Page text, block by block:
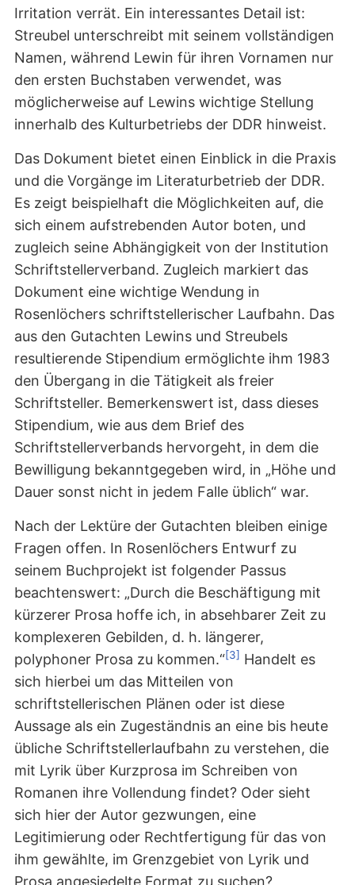
Irritation verrät. Ein interessantes Detail ist:
Streubel unterschreibt mit seinem vollständigen
Namen, während Lewin für ihren Vornamen nur
den ersten Buchstaben verwendet, was
möglicherweise auf Lewins wichtige Stellung
innerhalb des Kulturbetriebs der DDR hinweist.
Das Dokument bietet einen Einblick in die Praxis
und die Vorgänge im Literaturbetrieb der DDR.
Es zeigt beispielhaft die Möglichkeiten auf, die
sich einem aufstrebenden Autor boten, und
zugleich seine Abhängigkeit von der Institution
Schriftstellerverband. Zugleich markiert das
Dokument eine wichtige Wendung in
Rosenlöchers schriftstellerischer Laufbahn. Das
aus den Gutachten Lewins und Streubels
resultierende Stipendium ermöglichte ihm 1983
den Übergang in die Tätigkeit als freier
Schriftsteller. Bemerkenswert ist, dass dieses
Stipendium, wie aus dem Brief des
Schriftstellerverbands hervorgeht, in dem die
Bewilligung bekanntgegeben wird, in „Höhe und
Dauer sonst nicht in jedem Falle üblich“ war.
Nach der Lektüre der Gutachten bleiben einige
Fragen offen. In Rosenlöchers Entwurf zu
seinem Buchprojekt ist folgender Passus
beachtenswert: „Durch die Beschäftigung mit
kürzerer Prosa hoffe ich, in absehbarer Zeit zu
komplexeren Gebilden, d. h. längerer,
polyphoner Prosa zu kommen.“[3] Handelt es
sich hierbei um das Mitteilen von
schriftstellerischen Plänen oder ist diese
Aussage als ein Zugeständnis an eine bis heute
übliche Schriftstellerlaufbahn zu verstehen, die
mit Lyrik über Kurzprosa im Schreiben von
Romanen ihre Vollendung findet? Oder sieht
sich hier der Autor gezwungen, eine
Legitimierung oder Rechtfertigung für das von
ihm gewählte, im Grenzgebiet von Lyrik und
Prosa angesiedelte Format zu suchen?